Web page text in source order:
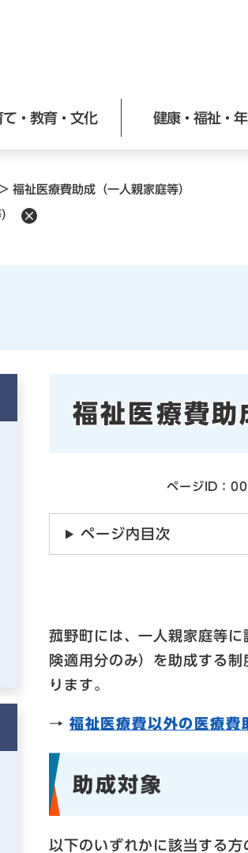
て・教育・文化 健康・福祉・
> 福祉医療費助成（一人親家庭等）
福祉医療費助
ページID：
ページ内目次
菰野町には、一人親家庭等
険適用分のみ）を助成する
ります。
→ ​ 福祉医療費以外の医療費
助成対象
以下のいずれかに該当する方